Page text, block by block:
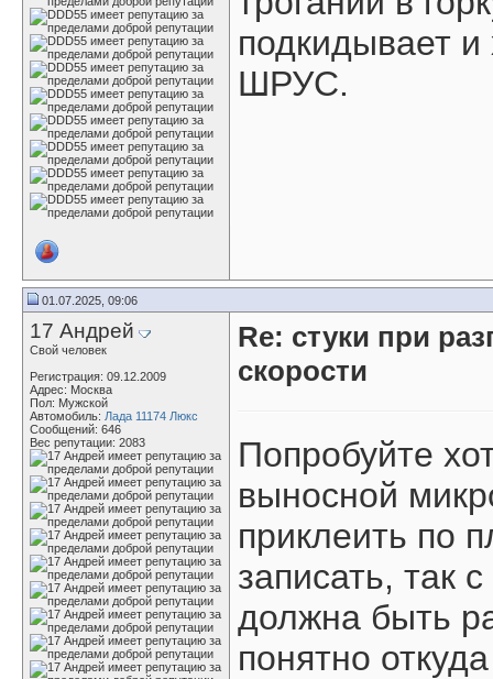
подкидывает и
ШРУС.
01.07.2025, 09:06
17 Андрей
Свой человек
Регистрация: 09.12.2009
Адрес: Москва
Пол: Мужской
Автомобиль: Лада 11174 Люкс
Сообщений: 646
Вес репутации: 2083
Re: стуки при
скорости
Попробуйте
выносной
приклеить по
записать, так
должна быть
понятно